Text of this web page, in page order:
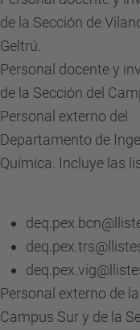
de la Sección de
Geltrú.
Personal docente y
de la Sección del
Personal externo del
Departamento de
Química. Incluye las
Personal externo de
Campus Sur y de la